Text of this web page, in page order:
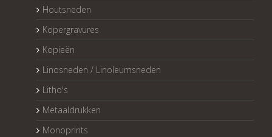
Houtsneden
Kopergravures
Kopieën
Linosneden / Linoleumsneden
Litho's
Metaaldrukken
Monoprints